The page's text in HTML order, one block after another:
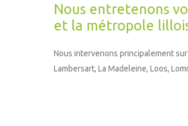
Nous entretenons
et la métropole
Nous intervenons principalement
Lambersart, La Madeleine, Loos,